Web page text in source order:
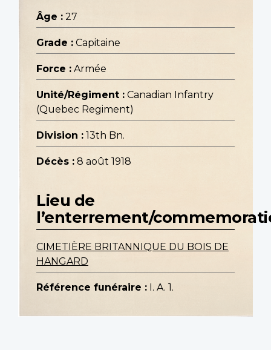
Âge : 27
Grade : Capitaine
Force : Armée
Unité/Régiment : Canadian Infantry
(Quebec Regiment)
Division : 13th Bn.
Décès : 8 août 1918
Lieu de
l’enterrement/
CIMETIÈRE BRITANNIQUE DU BOIS DE
HANGARD
Référence funéraire : I. A. 1.